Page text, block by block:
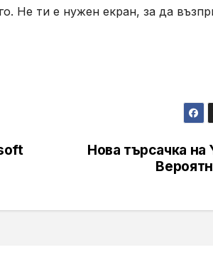
Не ти е нужен екран, за да
Нова търсачка на